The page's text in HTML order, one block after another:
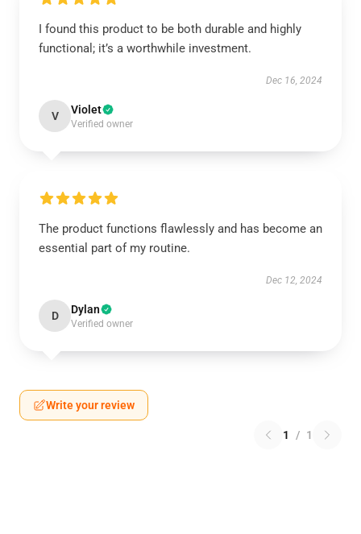
I found this product to be both durable and highly
functional; it’s a worthwhile investment.
Dec 16, 2024
V Violet
Verified owner
The product functions flawlessly and has become an
essential part of my routine.
Dec 12, 2024
D Dylan
Verified owner
Write your review
1 / 1